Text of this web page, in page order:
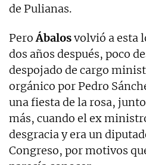
de Pulianas.
PeroÁbalosvolvió a esta
dos años después, poco
despojado de cargo
orgánico por Pedro
una fiesta de la rosa,
más, cuando el ex
desgracia y era un
Congreso, por motivos